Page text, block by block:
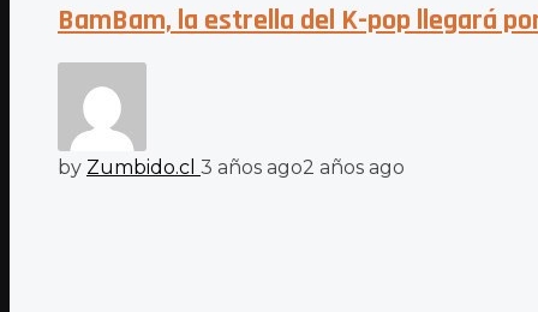
BamBam, la estrella del K-pop llegará
by Zumbido.cl 3 años ago2 años ago